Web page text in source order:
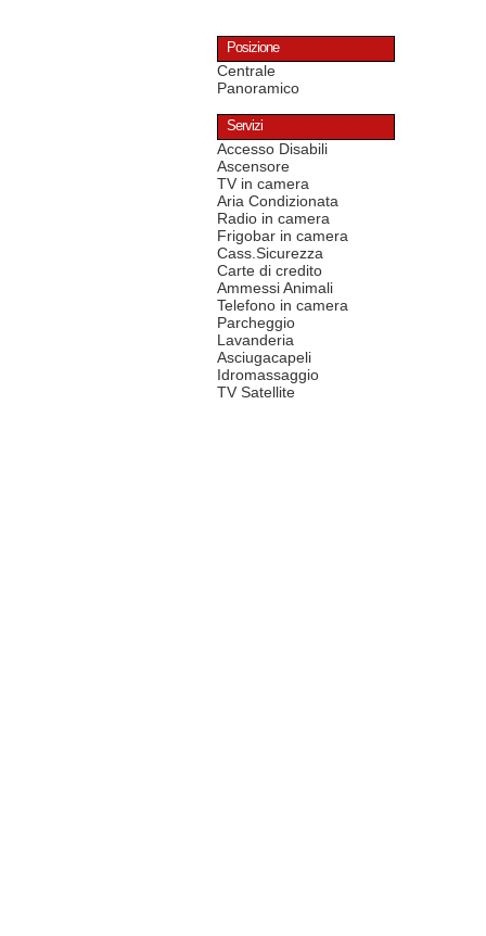
Posizione
Centrale
Panoramico
Servizi
Accesso Disabili
Ascensore
TV in camera
Aria Condizionata
Radio in camera
Frigobar in camera
Cass.Sicurezza
Carte di credito
Ammessi Animali
Telefono in camera
Parcheggio
Lavanderia
Asciugacapeli
Idromassaggio
TV Satellite